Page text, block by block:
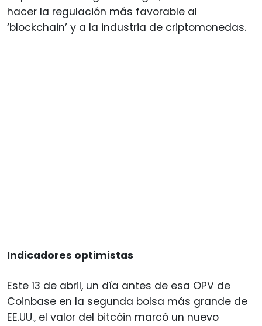
hacer la regulación más favorable al
‘blockchain’ y a la industria de criptomonedas.
Indicadores optimistas
Este 13 de abril, un día antes de esa OPV de
Coinbase en la segunda bolsa más grande de
EE.UU., el valor del bitcóin marcó un nuevo